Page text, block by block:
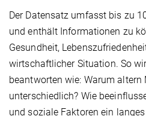
Der Datensatz umfasst bis zu
und enthält Informationen zu
Gesundheit,
wirtschaftlicher Situation. So
beantworten wie: Warum altern
unterschiedlich? Wie
und soziale Faktoren ein